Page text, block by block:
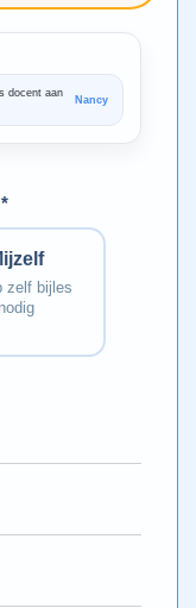
docent aan
Nancy
zelf bijles
nodig